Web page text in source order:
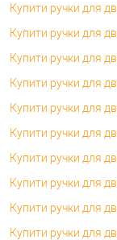
Купити ручки для
Купити ручки для
Купити ручки для
Купити ручки для
Купити ручки для
Купити ручки для
Купити ручки для
Купити ручки для
Купити ручки для
Купити ручки для